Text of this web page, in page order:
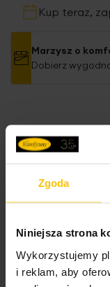
Zgoda
Niniejsza strona
Wykorzystujemy
i reklam, aby
Kup teraz,
Marzysz o
Dobierz
Inne
Więcej
informacji
SKU
Opis